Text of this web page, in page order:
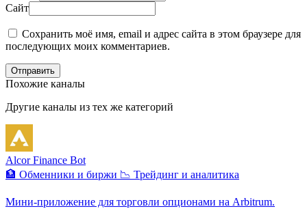
Сайт
Сохранить моё имя, email и адрес сайта в этом браузере для
последующих моих комментариев.
Отправить
Похожие каналы
Другие каналы из тех же категорий
Alcor Finance Bot
🏦 Обменники и биржи 📉 Трейдинг и аналитика
Мини-приложение для торговли опционами на Arbitrum.